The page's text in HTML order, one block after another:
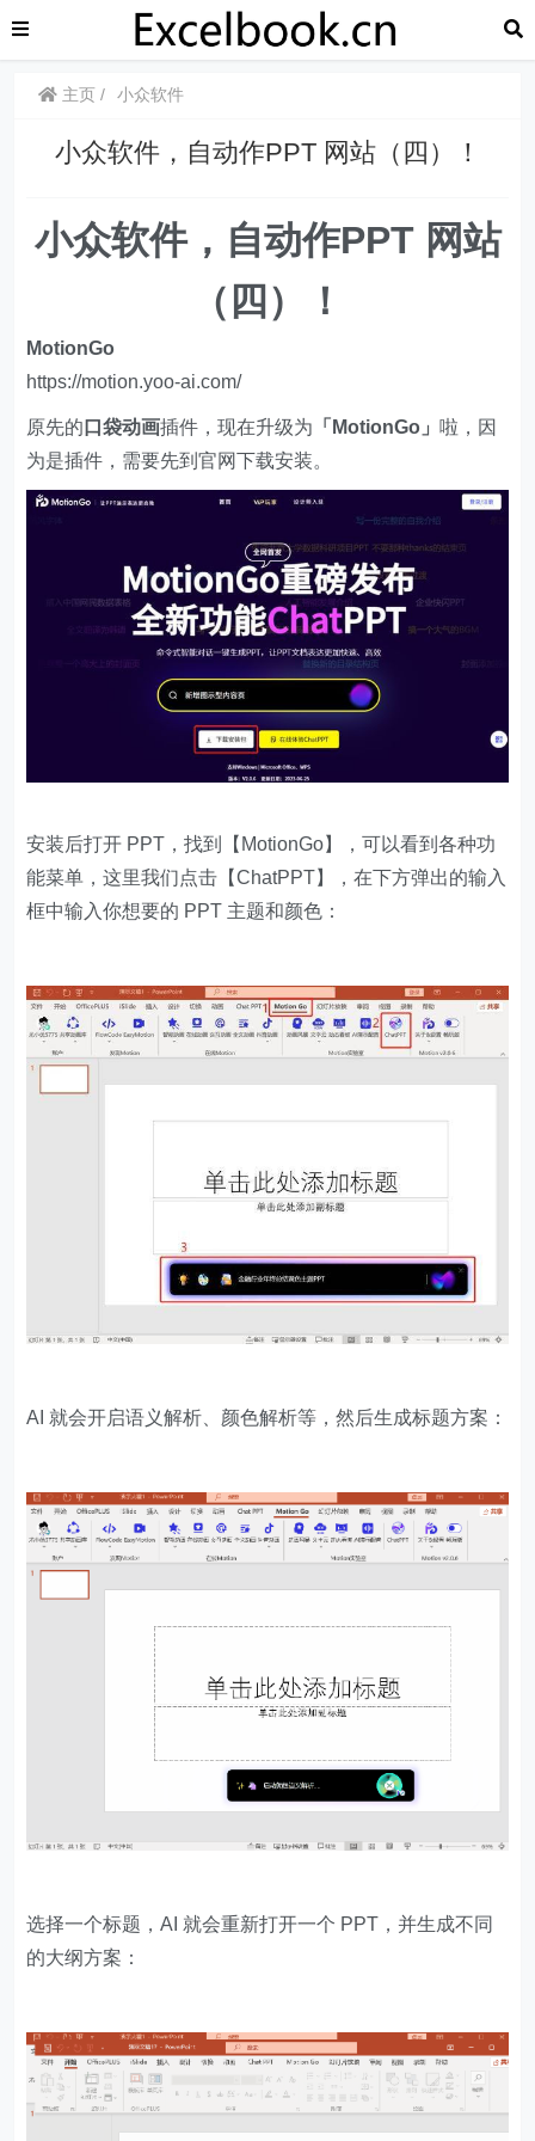
主页 小众软件
小众软件，自动作PPT 网站（四）！
小众软件，自动作PPT 网站
（四）！
MotionGo
https://motion.yoo-ai.com/
原先的 口袋动画插件，现在升级为 「MotionGo」 啦，因
为是插件，需要先到官网下载安装。
安装后打开 PPT，找到【MotionGo】，可以看到各种功
能菜单，这里我们点击【ChatPPT】，在下方弹出的输入
框中输入你想要的 PPT 主题和颜色：
AI 就会开启语义解析、颜色解析等，然后生成标题方案：
选择一个标题，AI 就会重新打开一个 PPT，并生成不同
的大纲方案：